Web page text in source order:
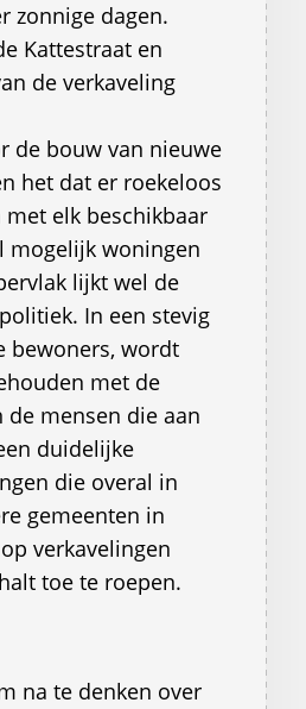
zonnige dagen.
Kattestraat en
de verkaveling
de bouw van nieuwe
het dat er roekeloos
elk beschikbaar
mogelijk woningen
lijkt wel de
In een stevig
bewoners, wordt
met de
mensen die aan
duidelijke
die overal in
gemeenten in
verkavelingen
toe te roepen.
na te denken over